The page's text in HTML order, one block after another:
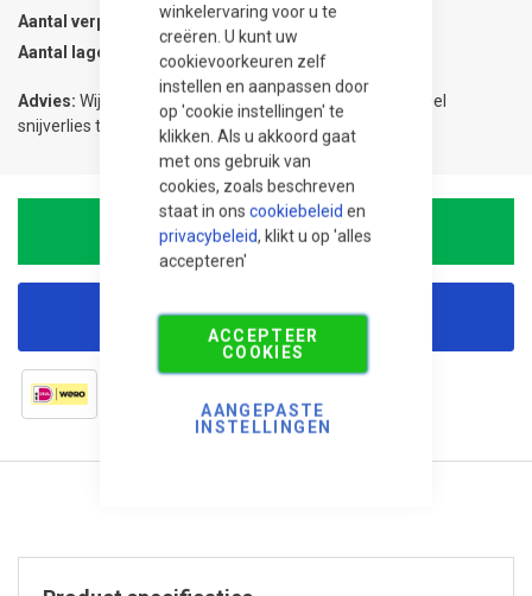
winkelervaring voor u te
creëren. U kunt uw
cookievoorkeuren zelf
instellen en aanpassen door
op 'cookie instellingen' te
klikken. Als u akkoord gaat
met ons gebruik van
cookies, zoals beschreven
staat in ons cookiebeleid en
privacybeleid, klikt u op 'alles
accepteren'
ACCEPTEER
COOKIES
AANGEPASTE
INSTELLINGEN
Aantal verpakkingen 0.1
Aantal lagen
Advies: Wij adviseren 5% meer te bestellen om eventueel
snijverlies te compenseren.
In Winkelwagen
Korting aanvragen